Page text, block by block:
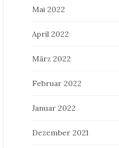
Mai 2022
April 2022
März 2022
Februar 2022
Januar 2022
Dezember 2021